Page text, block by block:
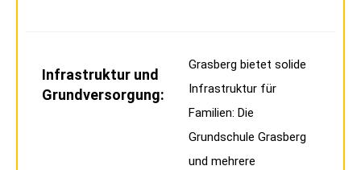
Infrastruktur und
Grundversorgung:
Grasberg bietet solide
Infrastruktur für
Familien: Die
Grundschule Grasberg
und mehrere